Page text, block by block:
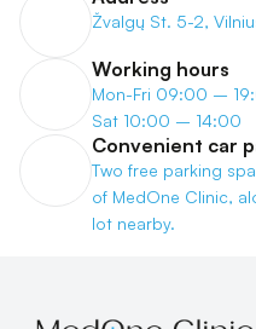
Žvalgų St. 5-2,
Working hours
Mon-Fri 09:00 –
Sat 10:00 – 14:00
Convenient car
Two free parking
of MedOne Clinic,
lot nearby.